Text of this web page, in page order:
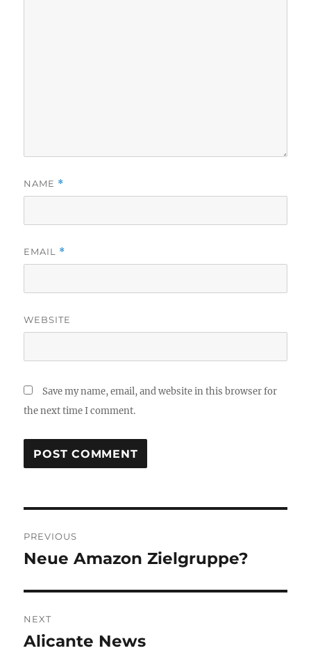
NAME *
EMAIL *
WEBSITE
Save my name, email, and website in this browser for
the next time I comment.
navigation
PREVIOUS
Previous
Neue Amazon Zielgruppe?
NEXT
Next
Alicante News